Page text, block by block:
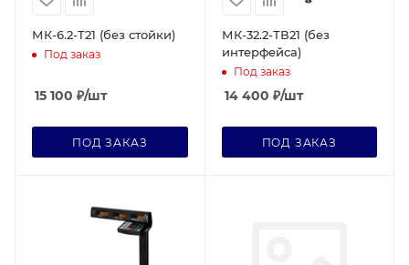
МК-6.2-T21 (без стойки)
Под заказ
15 100 ₽/шт
ПОД ЗАКАЗ
МК-32.2-ТВ21 (без
интерфейса)
Под заказ
14 400 ₽/шт
ПОД ЗАКАЗ